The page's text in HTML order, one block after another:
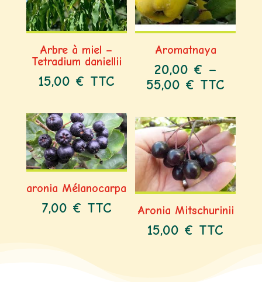
Arbre à miel –
Tetradium daniellii
15,00 € TTC
Aromatnaya
20,00 € –
55,00 € TTC
aronia Mélanocarpa
7,00 € TTC Aronia Mitschurinii
15,00 € TTC